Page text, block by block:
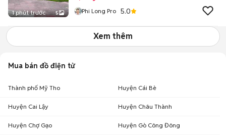
1 phút trước 5 Phi Long Pro 5.0
Xem thêm
Mua bán đồ điện tử
Thành phố Mỹ Tho Huyện Cái Bè
Huyện Cai Lậy Huyện Châu Thành
Huyện Chợ Gạo Huyện Gò Công Đông